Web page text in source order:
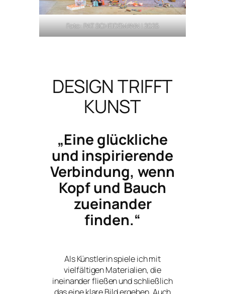
Foto: PAT SCHEIDEMANN | 2025
DESIGN TRIFFT
KUNST
„Eine glückliche
und inspirierende
Verbindung, wenn
Kopf und Bauch
zueinander
finden.“
Als Künstlerin spiele ich mit
vielfältigen Materialien, die
ineinander fließen und schließlich